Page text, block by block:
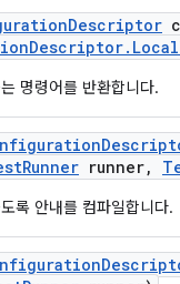
Descriptor
Descriptor. Local
명령어를 반환합니다.
Runner runner,
록 안내를 컴파일합니다.